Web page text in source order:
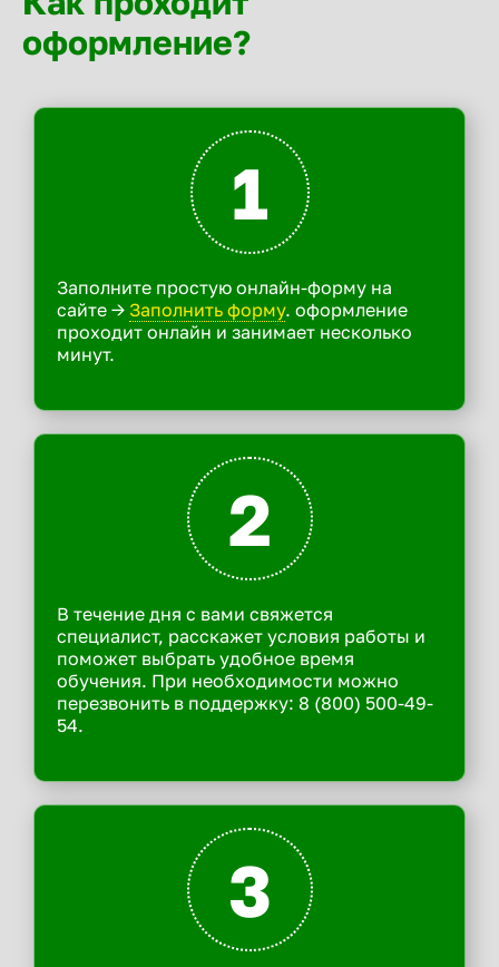
оформление?
1
Заполните простую онлайн-форму на
сайте -> Заполнить форму. оформление
проходит онлайн и занимает несколько
минут.
2
В течение дня с вами свяжется
специалист, расскажет условия работы и
поможет выбрать удобное время
обучения. При необходимости можно
перезвонить в поддержку: 8 (800) 500-49-
54.
3